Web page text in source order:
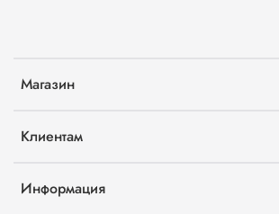
Магазин
Клиентам
Информация